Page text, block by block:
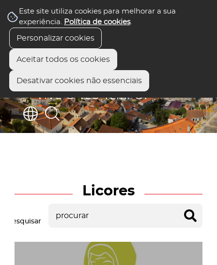
Este site utiliza cookies para melhorar a sua
experiência. Política de cookies.
Personalizar cookies
Aceitar todos os cookies
Desativar cookies não essenciais
Licores
Pesquisar